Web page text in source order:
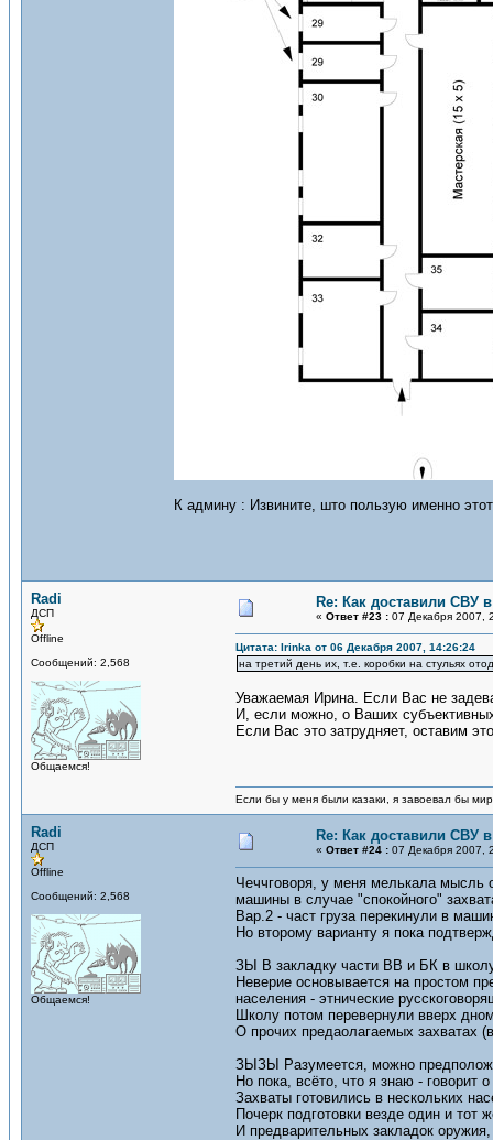
К админу : Извините, што пользую именно
Radi
ДСП
Offline
Сообщений: 2,568
Общаемся!
Re: Как доставили СВУ
« Ответ #23 : 07 Декабря 2007,
Цитата: Irinka от 06 Декабря 2007, 14:26:24
на третий день их, т.е. коробки на стульях
Уважаемая Ирина. Если Вас не
И, если можно, о Ваших
Если Вас это затрудняет, оставим
Если бы у меня были казаки, я завоевал бы
Radi
ДСП
Offline
Сообщений: 2,568
Общаемся!
Re: Как доставили СВУ
« Ответ #24 : 07 Декабря 2007,
Чеччговоря, у меня мелькала мысль
машины в случае "спокойного"
Вар.2 - част груза перекинули в
Но второму варианту я пока
ЗЫ В закладку части ВВ и БК в
Неверие основывается на простом
населения - этнические
Школу потом перевернули вверх
О прочих предаолагаемых захватах
ЗЫЗЫ Разумеется, можно
Но пока, всёто, что я знаю - говорит
Захваты готовились в нескольких
Почерк подготовки везде один и
И предварительных закладок